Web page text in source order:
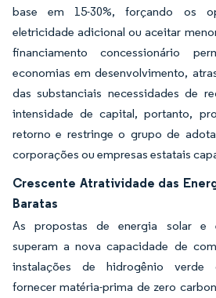
base em 15-30%, forçando os
eletricidade adicional ou aceitar
financiamento concessionário
economias em desenvolvimento,
das substanciais necessidades de
intensidade de capital, portanto,
retorno e restringe o grupo de
corporações ou empresas estatais
Crescente Atratividade das
Baratas
As propostas de energia solar e
superam a nova capacidade de
instalações de hidrogênio verde
fornecer matéria-prima de zero